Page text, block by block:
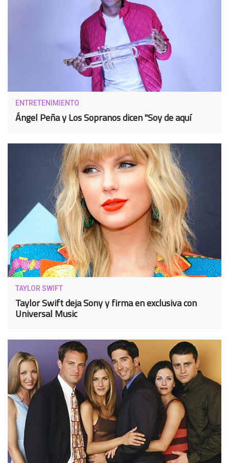
ENTRETENIMIENTO
Ángel Peña y Los Sopranos dicen "Soy de aquí
TAYLOR SWIFT
Taylor Swift deja Sony y firma en exclusiva con
Universal Music